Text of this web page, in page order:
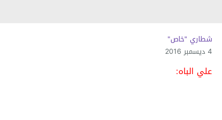
شطاري "خاص"
4 ديسمبر 2016
علي الباه: